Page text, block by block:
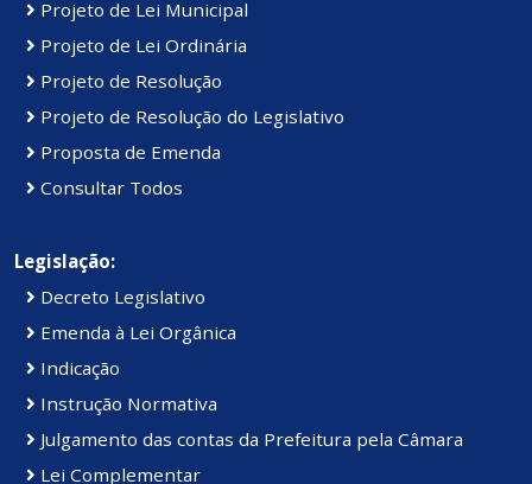
Projeto de Lei Municipal
Projeto de Lei Ordinária
Projeto de Resolução
Projeto de Resolução do Legislativo
Proposta de Emenda
Consultar Todos
Legislação:
Decreto Legislativo
Emenda à Lei Orgânica
Indicação
Instrução Normativa
Julgamento das contas da Prefeitura pela Câmara
Lei Complementar